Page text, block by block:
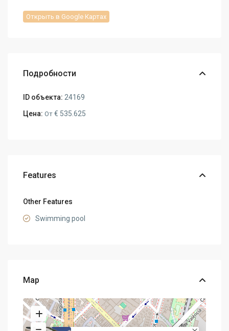
Открыть в Google Картах
Подробности
ID объекта: 24169
Цена: От € 535.625
Features
Other Features
Swimming pool
Map